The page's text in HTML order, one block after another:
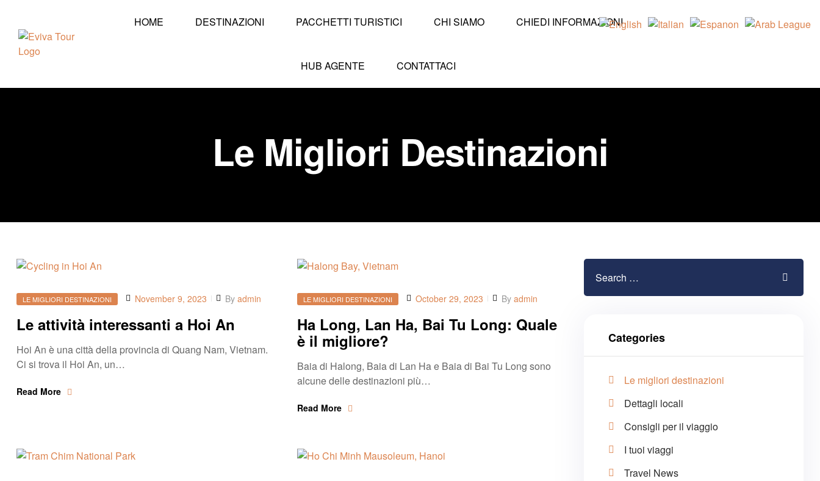
HOME DESTINAZIONI PACCHETTI TURISTICI CHI SIAMO CHIEDI INFORMAZIONI
HUB AGENTE CONTATTACI
Le Migliori Destinazioni
LE MIGLIORI DESTINAZIONI November 9, 2023 By admin
Le attività interessanti a Hoi An
Hoi An è una città della provincia di Quang Nam, Vietnam.
Ci si trova il Hoi An, un…
Read More
LE MIGLIORI DESTINAZIONI October 29, 2023 By admin
Ha Long, Lan Ha, Bai Tu Long: Quale
è il migliore?
Baia di Halong, Baia di Lan Ha e Baia di Bai Tu Long sono
alcune delle destinazioni più…
Read More
Categories
Le migliori destinazioni
Dettagli locali
Consigli per il viaggio
I tuoi viaggi
Travel News